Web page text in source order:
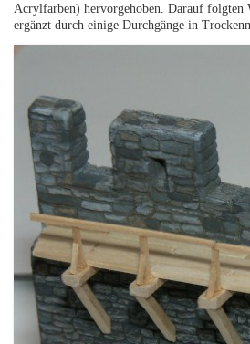
Acrylfarben) hervorgehoben. Darauf folgten
ergänzt durch einige Durchgänge in